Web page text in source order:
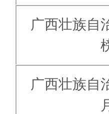
广西壮族自
广西壮族自